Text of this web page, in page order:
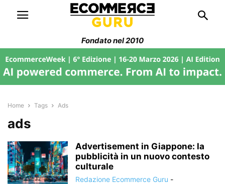
Fondato nel 2010
Home Tags Ads
ads
Advertisement in Giappone: la
pubblicità in un nuovo contesto
culturale
Redazione Ecommerce Guru -